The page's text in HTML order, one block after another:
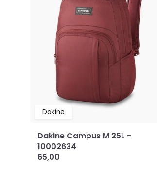
Dakine
Dakine Campus M 25L -
10002634
65,00